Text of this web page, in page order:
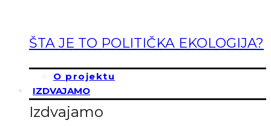
ŠTA JE TO POLITIČKA EKOLOGIJA?
O projektu
IZDVAJAMO
Izdvajamo